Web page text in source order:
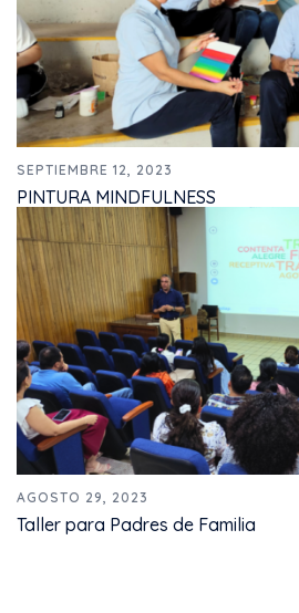
SEPTIEMBRE 12, 2023
PINTURA MINDFULNESS
AGOSTO 29, 2023
Taller para Padres de Familia